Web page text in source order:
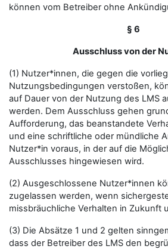
können vom Betreiber ohne
§ 6
Ausschluss von der
(1) Nutzer*innen, die gegen die
Nutzungsbedingungen verstoßen,
auf Dauer von der Nutzung des LMS
werden. Dem Ausschluss gehen
Aufforderung, das beanstandete
und eine schriftliche oder mündliche
Nutzer*in voraus, in der auf die
Ausschlusses hingewiesen wird.
(2) Ausgeschlossene Nutzer*innen
zugelassen werden, wenn
missbräuchliche Verhalten in Zukunft
(3) Die Absätze 1 und 2 gelten
dass der Betreiber des LMS den